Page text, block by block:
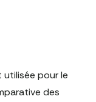
pour le
des